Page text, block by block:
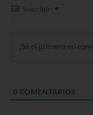
Suscribir
0 COMENTARIOS